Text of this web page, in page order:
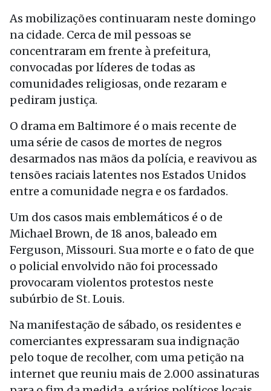
As mobilizações continuaram neste domingo
na cidade. Cerca de mil pessoas se
concentraram em frente à prefeitura,
convocadas por líderes de todas as
comunidades religiosas, onde rezaram e
pediram justiça.
O drama em Baltimore é o mais recente de
uma série de casos de mortes de negros
desarmados nas mãos da polícia, e reavivou as
tensões raciais latentes nos Estados Unidos
entre a comunidade negra e os fardados.
Um dos casos mais emblemáticos é o de
Michael Brown, de 18 anos, baleado em
Ferguson, Missouri. Sua morte e o fato de que
o policial envolvido não foi processado
provocaram violentos protestos neste
subúrbio de St. Louis.
Na manifestação de sábado, os residentes e
comerciantes expressaram sua indignação
pelo toque de recolher, com uma petição na
internet que reuniu mais de 2.000 assinaturas